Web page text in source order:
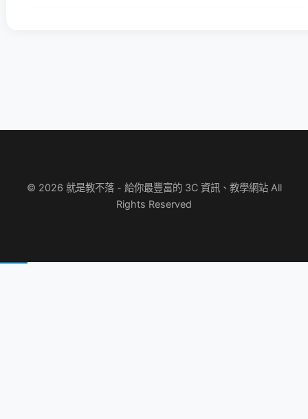
© 2026 就是教不落 - 給你最豐富的 3C 資訊、教學網站 All
Rights Reserved